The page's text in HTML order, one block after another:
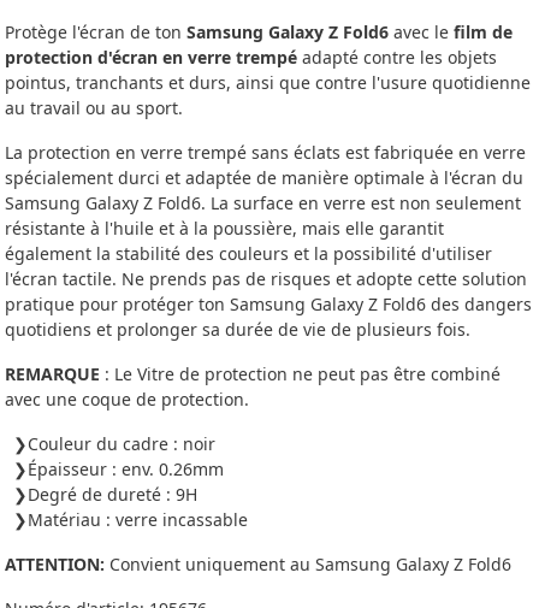
Protège l'écran de ton Samsung Galaxy Z Fold6 avec le film de
protection d'écran en verre trempé adapté contre les objets
pointus, tranchants et durs, ainsi que contre l'usure quotidienne
au travail ou au sport.
La protection en verre trempé sans éclats est fabriquée en verre
spécialement durci et adaptée de manière optimale à l'écran du
Samsung Galaxy Z Fold6. La surface en verre est non seulement
résistante à l'huile et à la poussière, mais elle garantit
également la stabilité des couleurs et la possibilité d'utiliser
l'écran tactile. Ne prends pas de risques et adopte cette solution
pratique pour protéger ton Samsung Galaxy Z Fold6 des dangers
quotidiens et prolonger sa durée de vie de plusieurs fois.
REMARQUE : Le Vitre de protection ne peut pas être combiné
avec une coque de protection.
Couleur du cadre : noir
Épaisseur : env. 0.26mm
Degré de dureté : 9H
Matériau : verre incassable
ATTENTION: Convient uniquement au Samsung Galaxy Z Fold6